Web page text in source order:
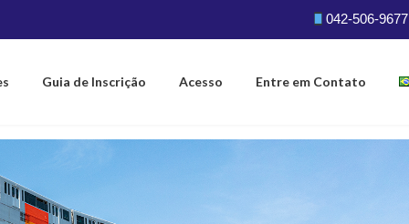
みます 042-506-9677
Guia de Inscrição Acesso Entre em Contato